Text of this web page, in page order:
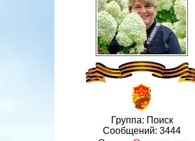
Группа: Поиск
Сообщений: 3444